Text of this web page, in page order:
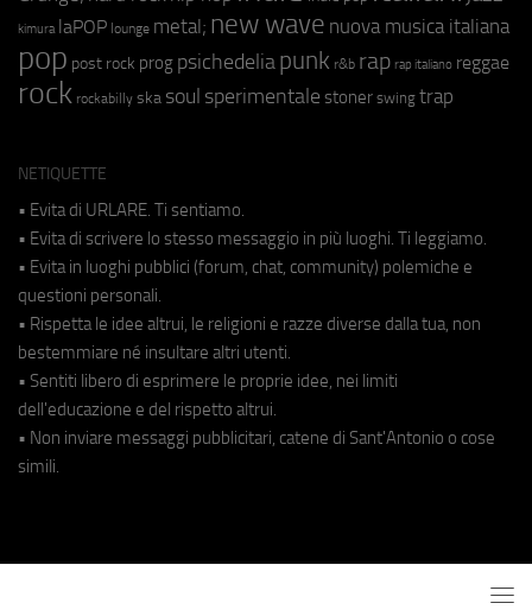
kimura laPOP lounge metal; new wave nuova musica italiana
pop post rock prog psichedeliapunk r&b rap rap italiano reggae
rock rockabilly ska soul sperimentale stoner swing trap
NETIQUETTE
• Evita di URLARE. Ti sentiamo.
• Evita di scrivere lo stesso messaggio in più luoghi. Ti leggiamo.
• Evita in luoghi pubblici (forum, chat, community) polemiche e
questioni personali.
• Rispetta le idee altrui, le religioni e razze diverse dalla tua, non
bestemmiare né insultare altri utenti.
• Sentiti libero di esprimere le proprie idee, nei limiti
dell'educazione e del rispetto altrui.
• Non inviare messaggi pubblicitari, catene di Sant'Antonio o cose
simili.